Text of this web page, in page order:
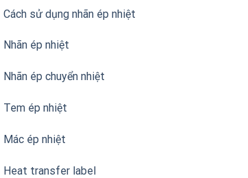
Cách sử dụng nhãn ép nhiệt
Nhãn ép nhiệt
Nhãn ép chuyển nhiệt
Tem ép nhiệt
Mác ép nhiệt
Heat transfer label